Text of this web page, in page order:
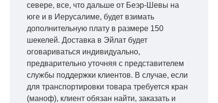
севере, все, что дальше от Беэр-Шевы на
юге и в Иерусалиме, будет взимать
дополнительную плату в размере 150
шекелей. Доставка в Эйлат будет
оговариваться индивидуально,
предварительно уточняя с представителем
службы поддержки клиентов. В случае, если
для транспортировки товара требуется кран
(маноф), клиент обязан найти, заказать и